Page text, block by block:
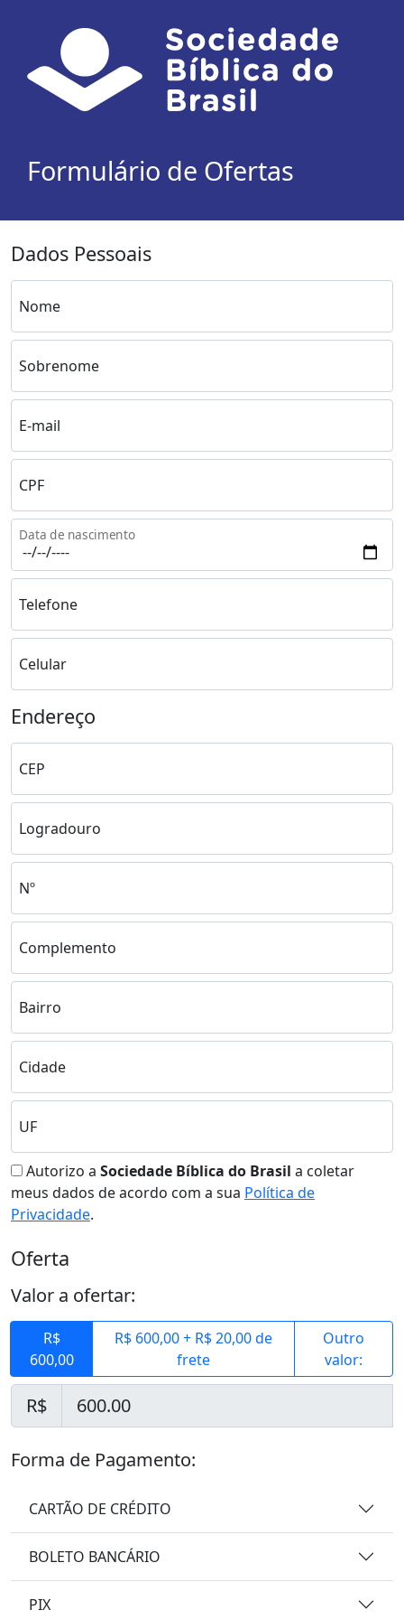
Formulário de Ofertas
Dados Pessoais
Nome
Sobrenome
E-mail
CPF
Data de nascimento
Telefone
Celular
Endereço
CEP
Logradouro
Nº
Complemento
Bairro
Cidade
UF
Autorizo a Sociedade Bíblica do Brasil a coletar
meus dados de acordo com a sua Política de
Privacidade.
Oferta
Valor a ofertar:
R$
600,00
R$ 600,00 + R$ 20,00 de
frete
Outro
valor:
R$
Forma de Pagamento:
CARTÃO DE CRÉDITO
BOLETO BANCÁRIO
PIX